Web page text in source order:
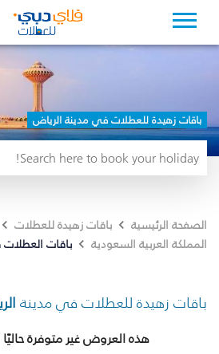
باقات زهيدة للعطلات في مدينة الرياض
الصفحة الرئيسية باقات زهيدة للعطلات
المملكة العربية السعودية
باقات
باقات زهيدة للعطلات في مدينة
هذه العروض غير متوفرة